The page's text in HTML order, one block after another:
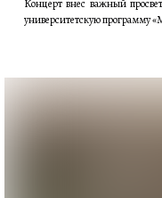
Концерт внес важный
университетскую программу